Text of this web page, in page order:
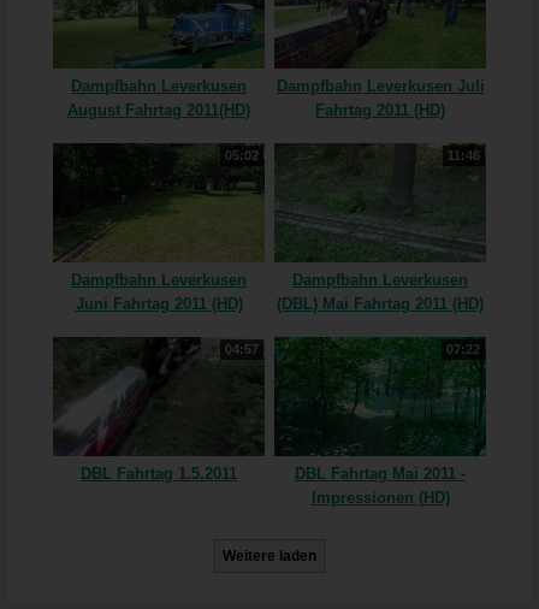
Dampfbahn Leverkusen
August Fahrtag 2011(HD)
Dampfbahn Leverkusen Juli
Fahrtag 2011 (HD)
05:02
Dampfbahn Leverkusen
Juni Fahrtag 2011 (HD)
11:46
Dampfbahn Leverkusen
(DBL) Mai Fahrtag 2011 (HD)
04:57
DBL Fahrtag 1.5.2011
07:22
DBL Fahrtag Mai 2011 -
Impressionen (HD)